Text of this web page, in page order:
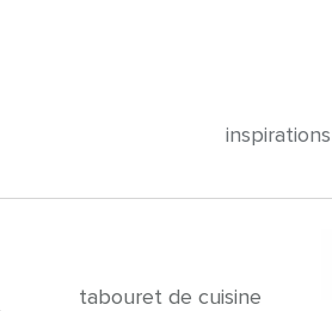
inspirations
tabouret de cuisine